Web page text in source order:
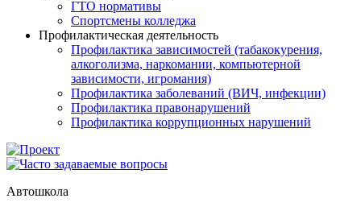
ГТО нормативы
Спортсмены колледжа
Профилактическая деятельность
Профилактика зависимостей (табакокурения,
алкоголизма, наркомании, компьютерной
зависимости, игромания)
Профилактика заболеваний (ВИЧ, инфекции)
Профилактика правонарушений
Профилактика коррупционных нарушений
Автошкола